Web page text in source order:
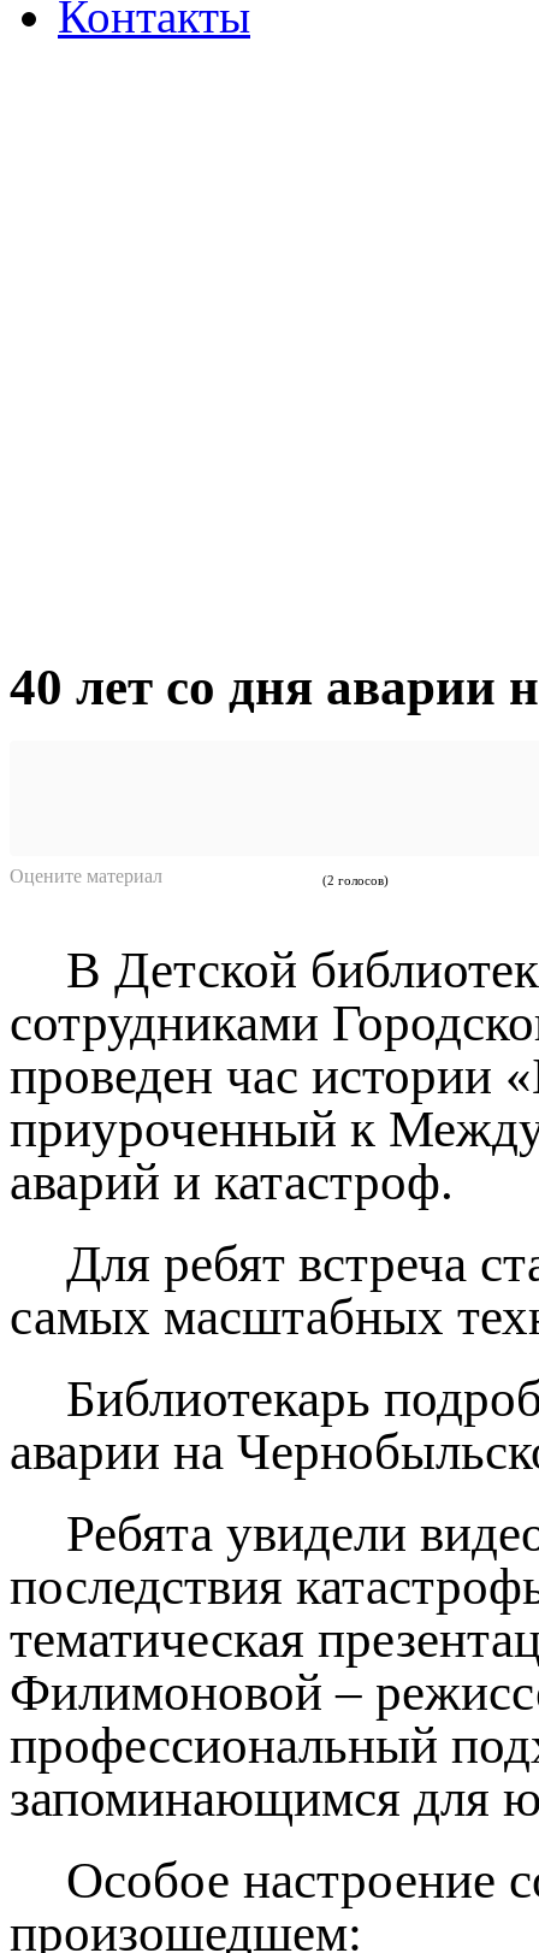
Контакты
40 лет со дня
Оцените материал (2 голосов)
В Детской
сотрудниками
проведен час истории
приуроченный к
аварий и катастроф.
Для ребят встреча
самых масштабных
Библиотекарь
аварии на
Ребята увидели
последствия
тематическая
Филимоновой –
профессиональный
запоминающимся для
Особое настроение
произошедшем: